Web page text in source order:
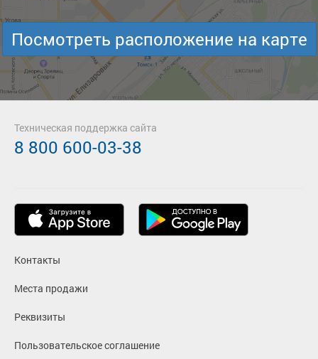
Посмотреть расположение на карте
Контакты
Места продажи
Реквизиты
Пользовательское соглашение
Техническая поддержка сайта
8 800 600-03-38